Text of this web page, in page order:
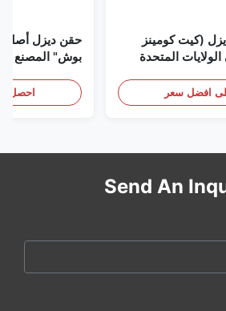
(كيت كومينز
المتحدة
جديد
افضل سعر
حقن ديزل
بوش" المصنع في
احصل
Send An